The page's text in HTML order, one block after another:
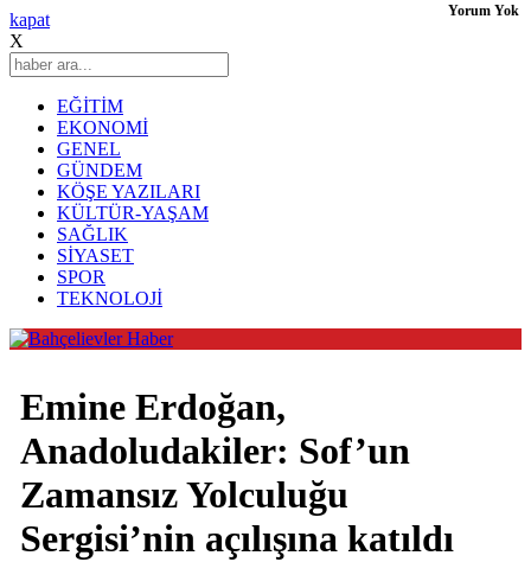
kapat
X
EĞİTİM
EKONOMİ
GENEL
GÜNDEM
KÖŞE YAZILARI
KÜLTÜR-YAŞAM
SAĞLIK
SİYASET
SPOR
TEKNOLOJİ
Emine Erdoğan,
Anadoludakiler: Sof’un
Zamansız Yolculuğu
Sergisi’nin açılışına katıldı
Yorum Yok